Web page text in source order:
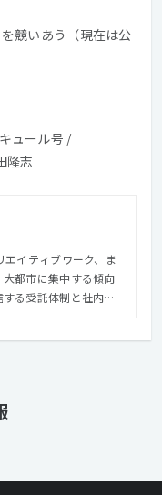
競いあう（現在は公
ュール号 /
隆志
エイティブワーク、ま
都市に集中する傾向
る受託体制と社内環